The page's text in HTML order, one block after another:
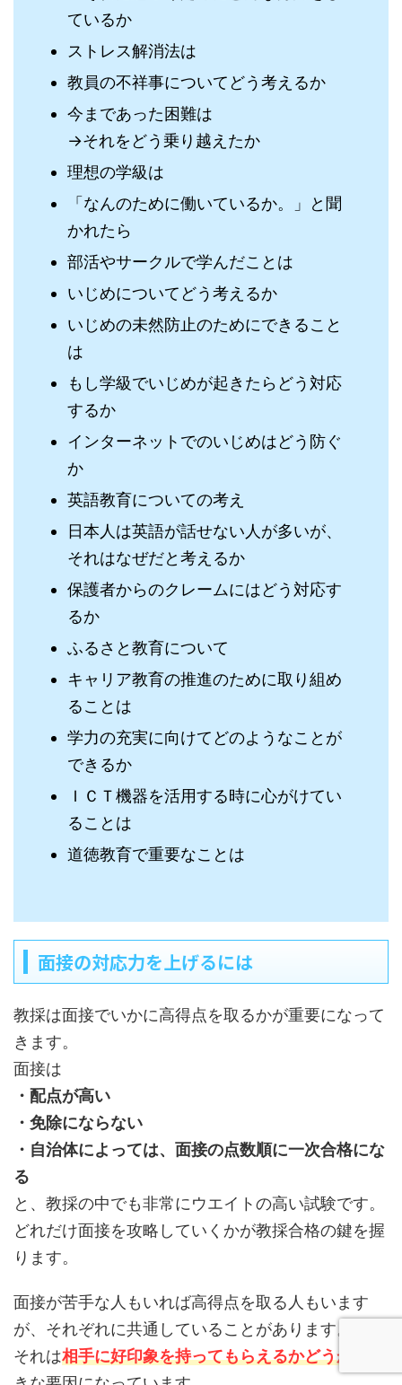
ているか
ストレス解消法は
教員の不祥事についてどう考えるか
今まであった困難は
→それをどう乗り越えたか
理想の学級は
「なんのために働いているか。」と聞
かれたら
部活やサークルで学んだことは
いじめについてどう考えるか
いじめの未然防止のためにできること
は
もし学級でいじめが起きたらどう対応
するか
インターネットでのいじめはどう防ぐ
か
英語教育についての考え
日本人は英語が話せない人が多いが、
それはなぜだと考えるか
保護者からのクレームにはどう対応す
るか
ふるさと教育について
キャリア教育の推進のために取り組め
ることは
学力の充実に向けてどのようなことが
できるか
ＩＣＴ機器を活用する時に心がけてい
ることは
道徳教育で重要なことは
面接の対応力を上げるには
教採は面接でいかに高得点を取るかが重要になって
きます。
面接は
・配点が高い
・免除にならない
・自治体によっては、面接の点数順に一次合格にな
る
と、教採の中でも非常にウエイトの高い試験です。
どれだけ面接を攻略していくかが教採合格の鍵を握
ります。
面接が苦手な人もいれば高得点を取る人もいます
が、それぞれに共通していることがあります。
それは相手に好印象を持ってもらえるかどうか